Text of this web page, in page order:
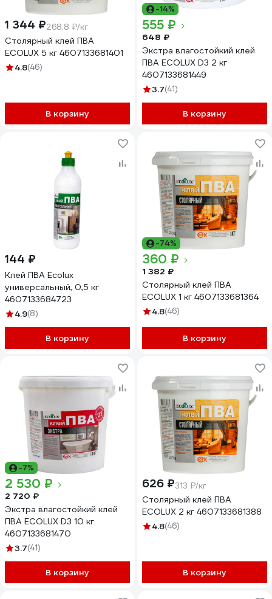
1 344 ₽268.8 ₽/кг
Столярный клей ПВА
ECOLUX 5 кг 4607133681401
4.8(46)
В корзину
-14%
555 ₽
648 ₽
Экстра влагостойкий клей
ПВА ECOLUX D3 2 кг
4607133681449
3.7(41)
В корзину
144 ₽
Клей ПВА Ecolux
универсальный, 0,5 кг
4607133684723
4.9(8)
В корзину
-74%
360 ₽
1 382 ₽
Столярный клей ПВА
ECOLUX 1 кг 4607133681364
4.8(46)
В корзину
-7%
2 530 ₽
2 720 ₽
Экстра влагостойкий клей
ПВА ECOLUX D3 10 кг
4607133681470
3.7(41)
В корзину
626 ₽313 ₽/кг
Столярный клей ПВА
ECOLUX 2 кг 4607133681388
4.8(46)
В корзину